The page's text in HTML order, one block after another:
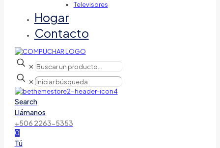
Televisores
Hogar
Contacto
✕
✕
Search
Llámanos
+506 2263-5353
0
Tú